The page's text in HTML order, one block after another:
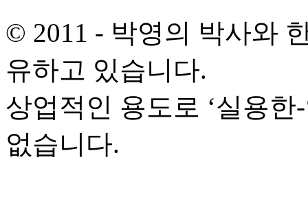
© 2011 - 박영의 박사와
유하고 있습니다.
상업적인 용도로 ‘실용
없습니다.